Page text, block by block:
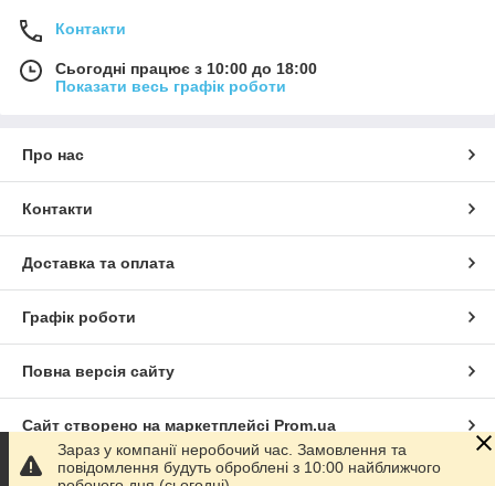
Контакти
Сьогодні працює з 10:00 до 18:00
Показати весь графік роботи
Про нас
Контакти
Доставка та оплата
Графік роботи
Повна версія сайту
Сайт створено на маркетплейсі Prom.ua
Політика конфіденційності
Зараз у компанії неробочий час. Замовлення та
повідомлення будуть оброблені з 10:00 найближчого